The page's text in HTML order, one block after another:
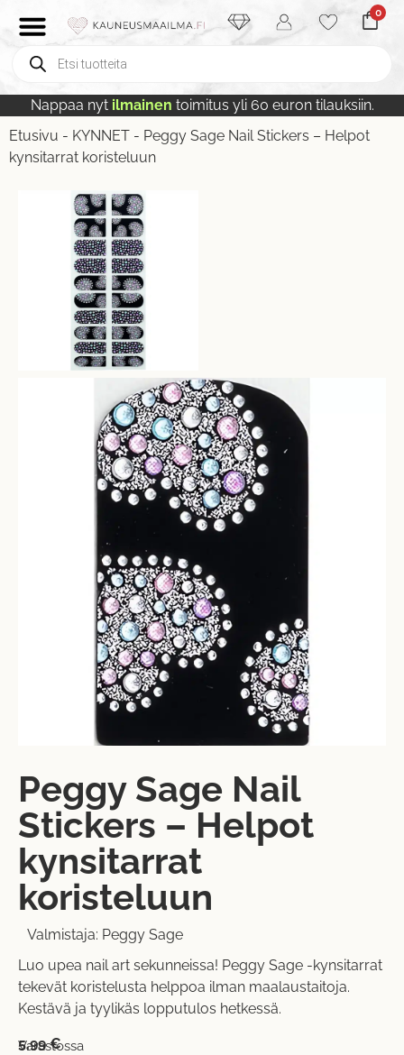
0
Nappaa nyt ilmainen toimitus yli 60 euron tilauksiin.
Etusivu - KYNNET - Peggy Sage Nail Stickers – Helpot
kynsitarrat koristeluun
Peggy Sage Nail
Stickers – Helpot
kynsitarrat
koristeluun
Valmistaja: Peggy Sage
Luo upea nail art sekunneissa! Peggy Sage -kynsitarrat
tekevät koristelusta helppoa ilman maalaustaitoja.
Kestävä ja tyylikäs lopputulos hetkessä.
5,99€
Varastossa